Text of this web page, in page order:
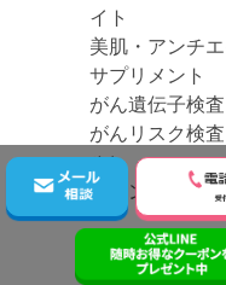
イト
美肌・アンチ
サプリメント
がん遺伝子検査
がんリスク検
ル）
コーンビーム
CONTENTS